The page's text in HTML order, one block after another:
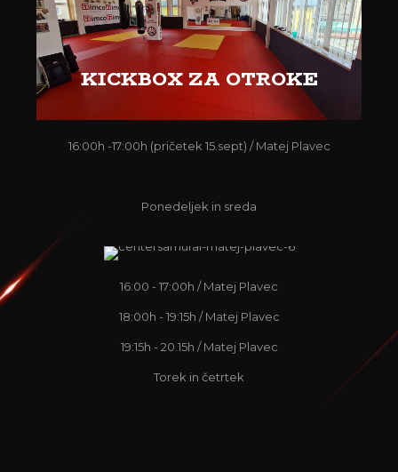
KICKBOX ZA OTROKE
16:00h -17:00h (pričetek 15.sept) / Matej Plavec
Ponedeljek in sreda
KICKBOX ZA ODRASLE
16:00 - 17:00h / Matej Plavec
18:00h - 19:15h / Matej Plavec
19:15h - 20.15h / Matej Plavec
Torek in četrtek